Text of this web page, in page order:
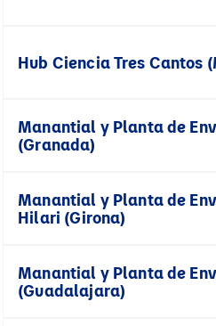
Hub Ciencia Tres Cantos
Manantial y Planta de
(Granada)
Manantial y Planta de
Hilari (Girona)
Manantial y Planta de
(Guadalajara)